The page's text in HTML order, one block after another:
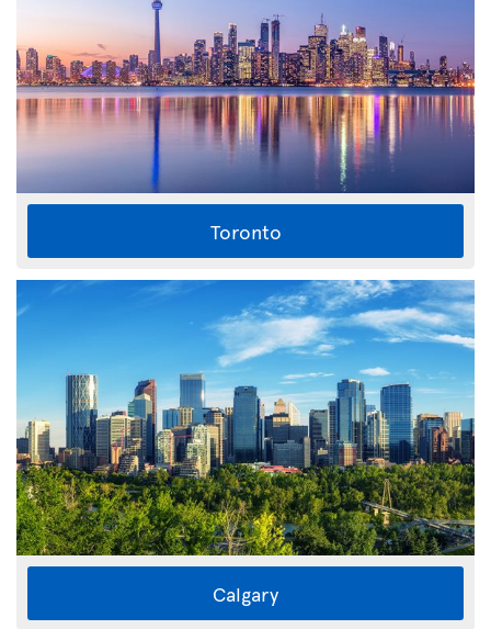
Toronto
Calgary